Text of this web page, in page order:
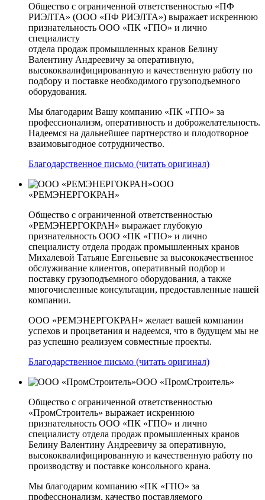
Общество с ограниченной ответственностью «ПФ
РИЭЛТА» (ООО «ПФ РИЭЛТА») выражает искреннюю
признательность ООО «ПК «ГПО» и лично
специалисту
отдела продаж промышленных кранов Белину
Валентину Андреевичу за оперативную,
высококвалифицированную и качественную работу по
подбору и поставке необходимого грузоподъемного
оборудования.
Мы благодарим Вашу компанию «ПК «ГПО» за
профессионализм, оперативность и доброжелательность.
Надеемся на дальнейшее партнерство и плодотворное
взаимовыгодное сотрудничество.
Благодарственное письмо (читать оригинал)
ООО
«РЕМЭНЕРГОКРАН»
Общество с ограниченной ответственностью
«РЕМЭНЕРГОКРАН» выражает глубокую
признательность ООО «ПК «ГПО» и лично
специалисту отдела продаж промышленных кранов
Михалевой Татьяне Евгеньевне за высококачественное
обслуживание клиентов, оперативный подбор и
поставку грузоподъемного оборудования, а также
многочисленные консультации, предоставленные нашей
компании.
ООО «РЕМЭНЕРГОКРАН» желает вашей компании
успехов и процветания и надеемся, что в будущем мы не
раз успешно реализуем совместные проекты.
Благодарственное письмо (читать оригинал)
ООО «ПромСтроитель»
Общество с ограниченной ответственностью
«ПромСтроитель» выражает искреннюю
признательность ООО «ПК «ГПО» и лично
специалисту отдела продаж промышленных кранов
Белину Валентину Андреевичу за оперативную,
высококвалифицированную и качественную работу по
производству и поставке консольного крана.
Мы благодарим компанию «ПК «ГПО» за
професснонализм, качество поставляемого